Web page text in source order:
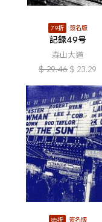
79折 簽名版
記録49号
森山大道
$ 29.46 $ 23.29
85折 簽名版